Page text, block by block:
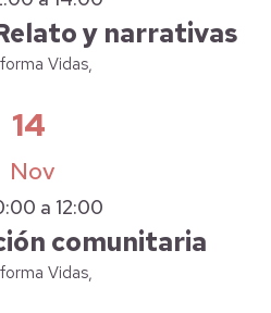
y narrativas
Vidas,
14
Nov
a 12:00
comunitaria
Vidas,